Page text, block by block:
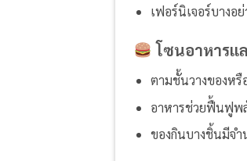
เฟอร์นิเจอร์บางอ
โซนอาหารแ
ตามชั้นวางของหรื
อาหารช่วยฟื้นฟูพ
ของกินบางชิ้นมีจำ